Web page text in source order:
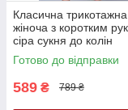
Класична
жіноча з коротким
сіра сукня до колін
однотонна 40 42 44
52р-р
Готово до відправки
589 ₴ 789 ₴